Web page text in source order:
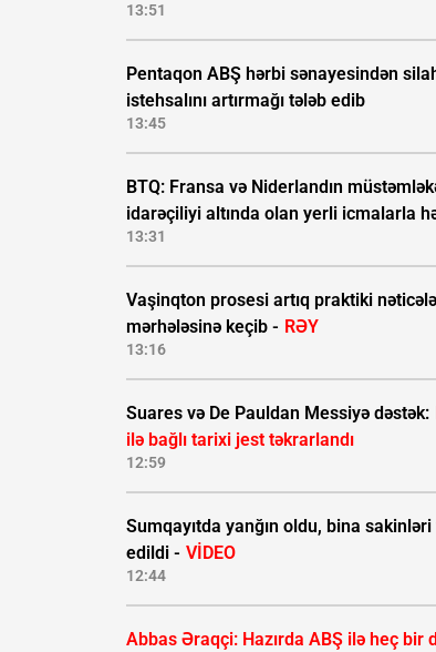
13:51
Pentaqon ABŞ hərbi sənayesindən
istehsalını artırmağı tələb edib
13:45
BTQ: Fransa və Niderlandın
idarəçiliyi altında olan yerli icmalarla
13:31
Vaşinqton prosesi artıq praktiki
mərhələsinə keçib - RƏY
13:16
Suares və De Pauldan Messiyə dəstək:
ilə bağlı tarixi jest təkrarlandı
12:59
Sumqayıtda yanğın oldu, bina
edildi - VİDEO
12:44
Abbas Əraqçi: Hazırda ABŞ ilə heç bir